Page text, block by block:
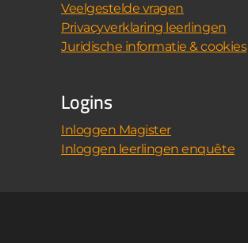
Veelgestelde vragen
Privacyverklaring leerlingen
Juridische informatie & cookies
Logins
Inloggen Magister
Inloggen leerlingen enquête